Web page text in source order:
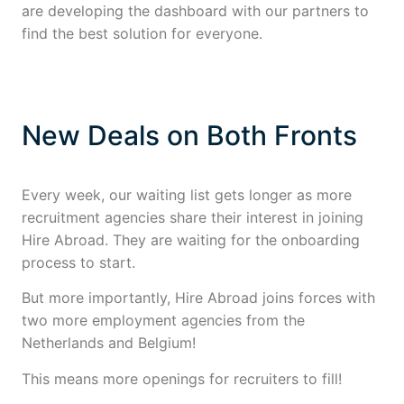
are developing the dashboard with our partners to
find the best solution for everyone.
New Deals on Both Fronts
Every week, our waiting list gets longer as more
recruitment agencies share their interest in joining
Hire Abroad. They are waiting for the onboarding
process to start.
But more importantly, Hire Abroad joins forces with
two more employment agencies from the
Netherlands and Belgium!
This means more openings for recruiters to fill!